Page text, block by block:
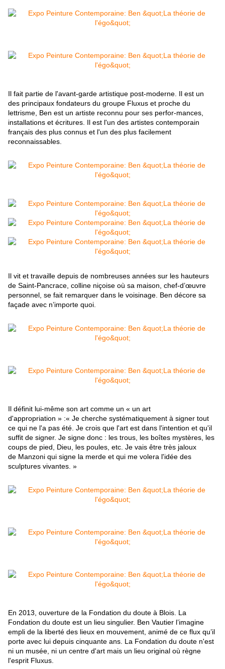
Il fait partie de l'avant-garde artistique post-moderne. Il est un
des principaux fondateurs du groupe Fluxus et proche du
lettrisme, Ben est un artiste reconnu pour ses perfor-mances,
installations et écritures. Il est l'un des artistes contemporain
français des plus connus et l'un des plus facilement
reconnaissables.
Il vit et travaille depuis de nombreuses années sur les hauteurs
de Saint-Pancrace, colline niçoise où sa maison, chef-d’œuvre
personnel, se fait remarquer dans le voisinage. Ben décore sa
façade avec n’importe quoi.
Il définit lui-même son art comme un « un art
d'appropriation » :« Je cherche systématiquement à signer tout
ce qui ne l'a pas été. Je crois que l'art est dans l'intention et qu'il
suffit de signer. Je signe donc : les trous, les boîtes mystères, les
coups de pied, Dieu, les poules, etc. Je vais être très jaloux
de Manzoni qui signe la merde et qui me volera l'idée des
sculptures vivantes. »
En 2013, ouverture de la Fondation du doute à Blois. La
Fondation du doute est un lieu singulier. Ben Vautier l’imagine
empli de la liberté des lieux en mouvement, animé de ce flux qu’il
porte avec lui depuis cinquante ans. La Fondation du doute n'est
ni un musée, ni un centre d'art mais un lieu original où règne
l'esprit Fluxus.